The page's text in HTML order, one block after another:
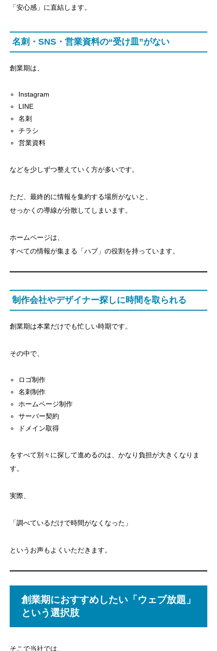
「安心感」に直結します。
名刺・SNS・営業資料の“受け皿”がない
創業期は、
Instagram
LINE
名刺
チラシ
営業資料
などを少しずつ整えていく方が多いです。
ただ、最終的に情報を集約する場所がないと、
せっかくの導線が分散してしまいます。
ホームページは、
すべての情報が集まる「ハブ」の役割を持っています。
制作会社やデザイナー探しに時間を取られる
創業期は本業だけでも忙しい時期です。
その中で、
ロゴ制作
名刺制作
ホームページ制作
サーバー契約
ドメイン取得
をすべて別々に探して進めるのは、かなり負担が大きくなりま
す。
実際、
「調べているだけで時間がなくなった」
というお声もよくいただきます。
創業期におすすめしたい「ウェブ放題」
という選択肢
そこで当社では、